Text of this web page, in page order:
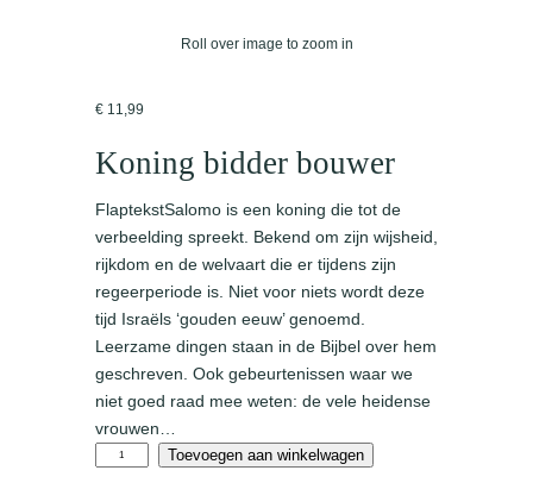
Roll over image to zoom in
€ 11,99
Koning bidder bouwer
FlaptekstSalomo is een koning die tot de
verbeelding spreekt. Bekend om zijn wijsheid,
rijkdom en de welvaart die er tijdens zijn
regeerperiode is. Niet voor niets wordt deze
tijd Israëls ‘gouden eeuw’ genoemd.
Leerzame dingen staan in de Bijbel over hem
geschreven. Ook gebeurtenissen waar we
niet goed raad mee weten: de vele heidense
vrouwen…
o
Toevoegen aan winkelwagen